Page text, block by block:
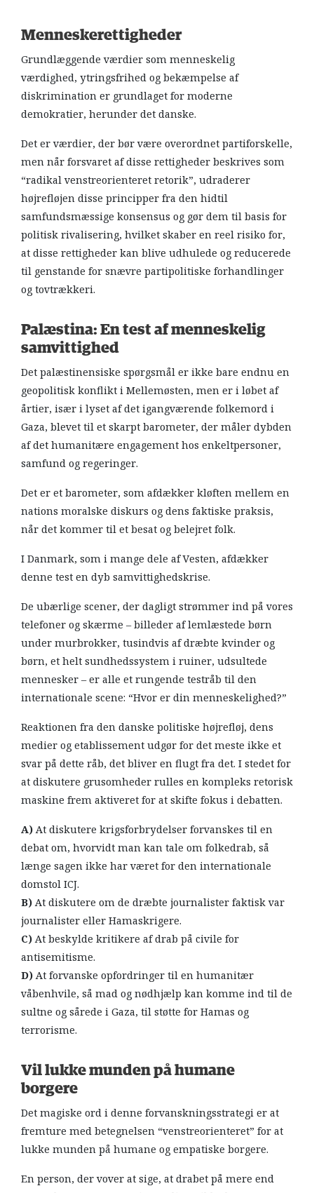
Menneskerettigheder
Grundlæggende værdier som menneskelig
værdighed, ytringsfrihed og bekæmpelse af
diskrimination er grundlaget for moderne
demokratier, herunder det danske.
Det er værdier, der bør være overordnet partiforskelle,
men når forsvaret af disse rettigheder beskrives som
“radikal venstreorienteret retorik”, udraderer
højrefløjen disse principper fra den hidtil
samfundsmæssige konsensus og gør dem til basis for
politisk rivalisering, hvilket skaber en reel risiko for,
at disse rettigheder kan blive udhulede og reducerede
til genstande for snævre partipolitiske forhandlinger
og tovtrækkeri.
Palæstina: En test af menneskelig
samvittighed
Det palæstinensiske spørgsmål er ikke bare endnu en
geopolitisk konflikt i Mellemøsten, men er i løbet af
årtier, især i lyset af det igangværende folkemord i
Gaza, blevet til et skarpt barometer, der måler dybden
af det humanitære engagement hos enkeltpersoner,
samfund og regeringer.
Det er et barometer, som afdækker kløften mellem en
nations moralske diskurs og dens faktiske praksis,
når det kommer til et besat og belejret folk.
I Danmark, som i mange dele af Vesten, afdækker
denne test en dyb samvittighedskrise.
De ubærlige scener, der dagligt strømmer ind på vores
telefoner og skærme – billeder af lemlæstede børn
under murbrokker, tusindvis af dræbte kvinder og
børn, et helt sundhedssystem i ruiner, udsultede
mennesker – er alle et rungende testråb til den
internationale scene: “Hvor er din menneskelighed?”
Reaktionen fra den danske politiske højrefløj, dens
medier og etablissement udgør for det meste ikke et
svar på dette råb, det bliver en flugt fra det. I stedet for
at diskutere grusomheder rulles en kompleks retorisk
maskine frem aktiveret for at skifte fokus i debatten.
A)At diskutere krigsforbrydelser forvanskes til en
debat om, hvorvidt man kan tale om folkedrab, så
længe sagen ikke har været for den internationale
domstol ICJ.
B)At diskutere om de dræbte journalister faktisk var
journalister eller Hamaskrigere.
C)At beskylde kritikere af drab på civile for
antisemitisme.
D)At forvanske opfordringer til en humanitær
våbenhvile, så mad og nødhjælp kan komme ind til de
sultne og sårede i Gaza, til støtte for Hamas og
terrorisme.
Vil lukke munden på humane
borgere
Det magiske ord i denne forvanskningsstrategi er at
fremture med betegnelsen “venstreorienteret” for at
lukke munden på humane og empatiske borgere.
En person, der vover at sige, at drabet på mere end